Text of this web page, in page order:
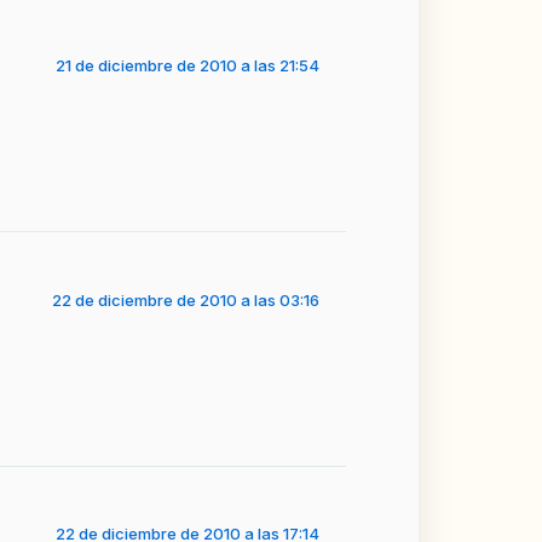
21 de diciembre de 2010 a las 21:54
22 de diciembre de 2010 a las 03:16
22 de diciembre de 2010 a las 17:14